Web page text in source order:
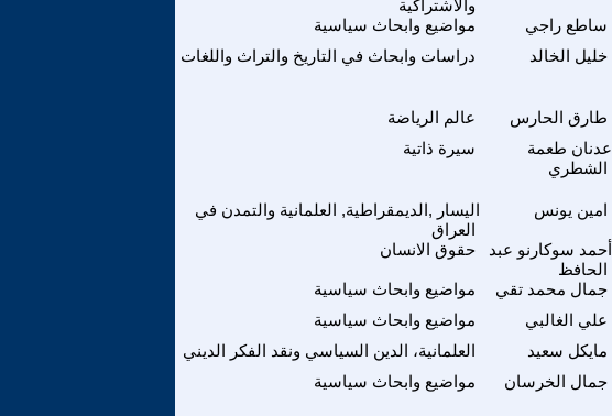
والاشتراكية
مواضيع وابحاث سياسية ساطع راجي
دراسات وابحاث في التاريخ والتراث واللغات
خليل الخالد
عالم الرياضة طارق الحارس
سيرة ذاتية
عدنان طعمة
الشطري
اليسار ,الديمقراطية, العلمانية والتمدن في
العراق
امين يونس
حقوق الانسان
أحمد سوكارنو عبد
الحافظ
مواضيع وابحاث سياسية جمال محمد تقي
مواضيع وابحاث سياسية
علي الغالبي
العلمانية، الدين السياسي ونقد الفكر الديني
مايكل سعيد
مواضيع وابحاث سياسية
جمال الخرسان